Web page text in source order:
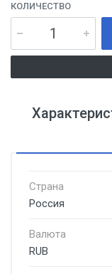
КОЛИЧЕСТВО
Страна
Россия
Валюта
RUB